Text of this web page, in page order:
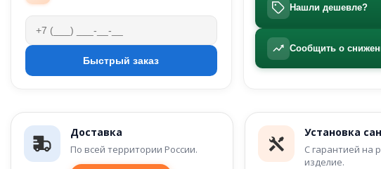
Нашли дешевле?
Сообщить о
Доставка
По всей территории России.
Установка
С гарантией на
изделие.